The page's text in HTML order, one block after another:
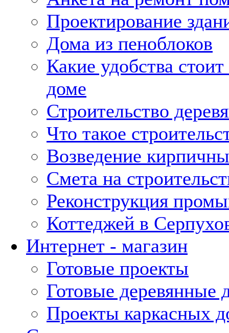
Проектирование
Дома из пеноблоков
Какие удобства
доме
Строительство
Что такое
Возведение
Смета на
Реконструкция
Коттеджей в
Интернет - магазин
Готовые проекты
Готовые деревянные
Проекты каркасных